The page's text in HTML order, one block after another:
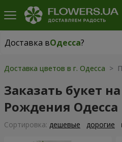
Доставка вОдесса?
Доставка вОдесса
Доставка цветов в г. Одесса >
Заказать букет
Рождения Одесса
Cортировка: дешевые дорогие